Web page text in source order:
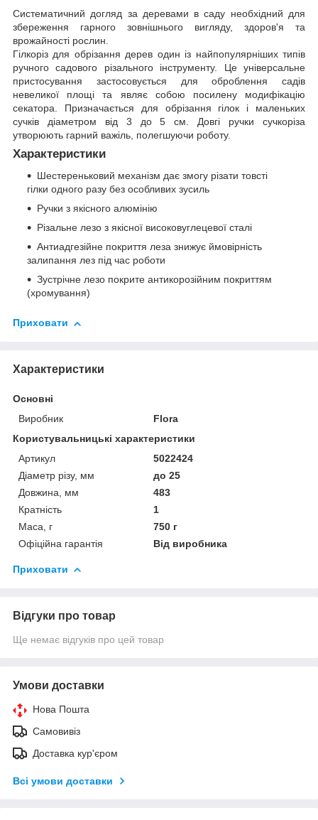
Систематичний догляд за деревами в саду необхідний для
збереження гарного зовнішнього вигляду, здоров'я та
врожайності рослин.
Гілкоріз для обрізання дерев один із найпопулярніших типів
ручного садового різального інструменту. Це універсальне
пристосування застосовується для оброблення садів
невеликої площі та являє собою посилену модифікацію
секатора. Призначається для обрізання гілок і маленьких
сучків діаметром від 3 до 5 см. Довгі ручки сучкоріза
утворюють гарний важіль, полегшуючи роботу.
Характеристики
Шестереньковий механізм дає змогу різати товсті
гілки одного разу без особливих зусиль
Ручки з якісного алюмінію
Різальне лезо з якісної високовуглецевої сталі
Антиадгезійне покриття леза знижує ймовірність
залипання лез під час роботи
Зустрічне лезо покрите антикорозійним покриттям
(хромування)
Приховати
Характеристики
Основні
Виробник
Flora
Користувальницькі характеристики
Артикул
5022424
Діаметр різу, мм
до 25
Довжина, мм
483
Кратність
1
Маса, г
750 г
Офіційна гарантія
Від виробника
Приховати
Відгуки про товар
Ще немає відгуків про цей товар
Умови доставки
Нова Пошта
Самовивіз
Доставка кур'єром
Всі умови доставки